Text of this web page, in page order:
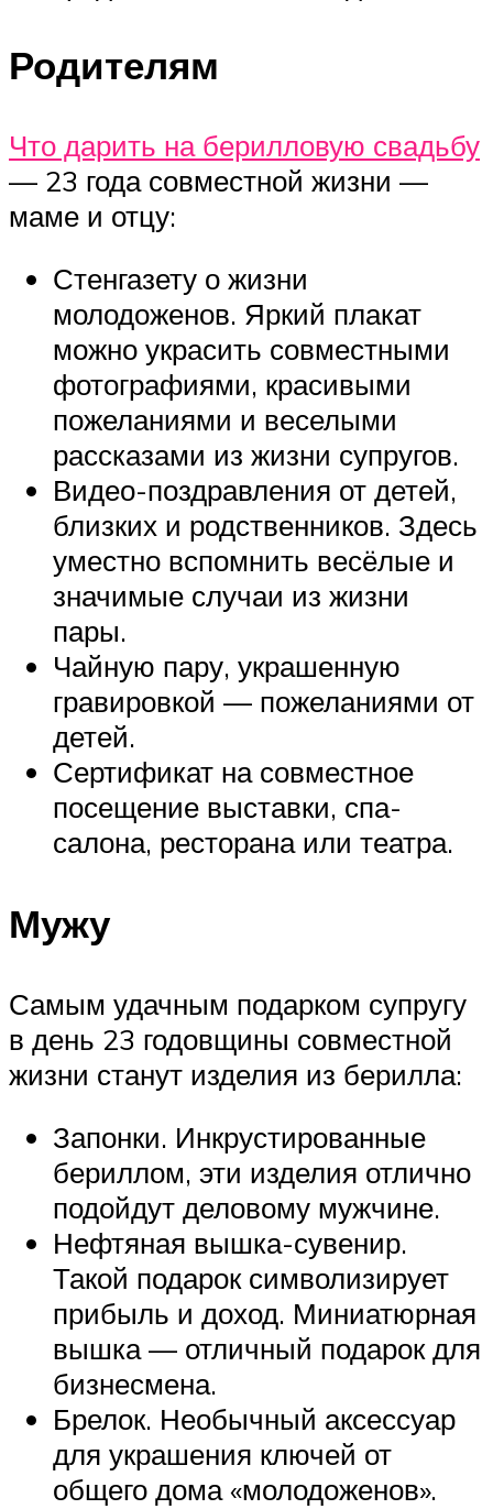
Родителям
Что дарить на берилловую свадьбу
— 23 года совместной жизни —
маме и отцу:
Стенгазету о жизни
молодоженов. Яркий плакат
можно украсить совместными
фотографиями, красивыми
пожеланиями и веселыми
рассказами из жизни супругов.
Видео-поздравления от детей,
близких и родственников. Здесь
уместно вспомнить весёлые и
значимые случаи из жизни
пары.
Чайную пару, украшенную
гравировкой — пожеланиями от
детей.
Сертификат на совместное
посещение выставки, спа-
салона, ресторана или театра.
Мужу
Самым удачным подарком супругу
в день 23 годовщины совместной
жизни станут изделия из берилла:
Запонки. Инкрустированные
бериллом, эти изделия отлично
подойдут деловому мужчине.
Нефтяная вышка-сувенир.
Такой подарок символизирует
прибыль и доход. Миниатюрная
вышка — отличный подарок для
бизнесмена.
Брелок. Необычный аксессуар
для украшения ключей от
общего дома «молодоженов».